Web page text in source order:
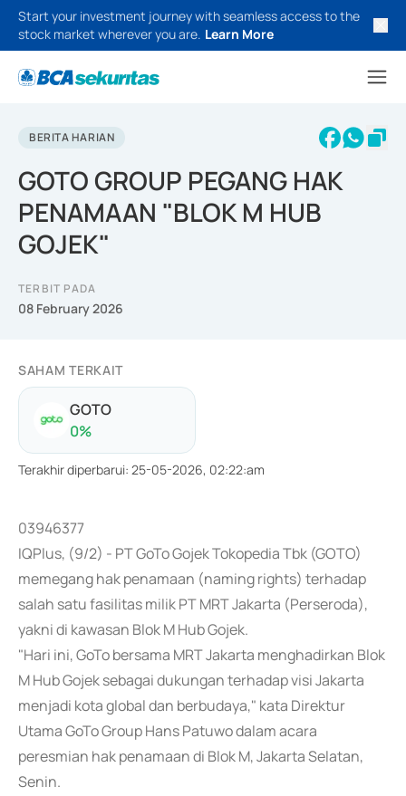
Start your investment journey with seamless access to the
stock market wherever you are. Learn More
BERITA HARIAN
GOTO GROUP PEGANG HAK
PENAMAAN "BLOK M HUB
GOJEK"
TERBIT PADA
08 February 2026
SAHAM TERKAIT
GOTO
0%
Terakhir diperbarui: 25-05-2026, 02:22:am
03946377
IQPlus, (9/2) - PT GoTo Gojek Tokopedia Tbk (GOTO)
memegang hak penamaan (naming rights) terhadap
salah satu fasilitas milik PT MRT Jakarta (Perseroda),
yakni di kawasan Blok M Hub Gojek.
"Hari ini, GoTo bersama MRT Jakarta menghadirkan Blok
M Hub Gojek sebagai dukungan terhadap visi Jakarta
menjadi kota global dan berbudaya," kata Direktur
Utama GoTo Group Hans Patuwo dalam acara
peresmian hak penamaan di Blok M, Jakarta Selatan,
Senin.